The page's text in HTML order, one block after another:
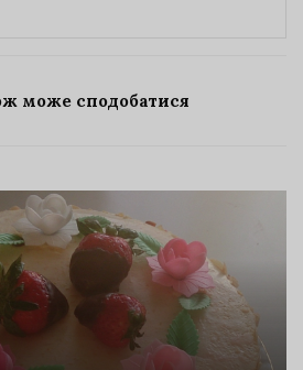
може сподобатися